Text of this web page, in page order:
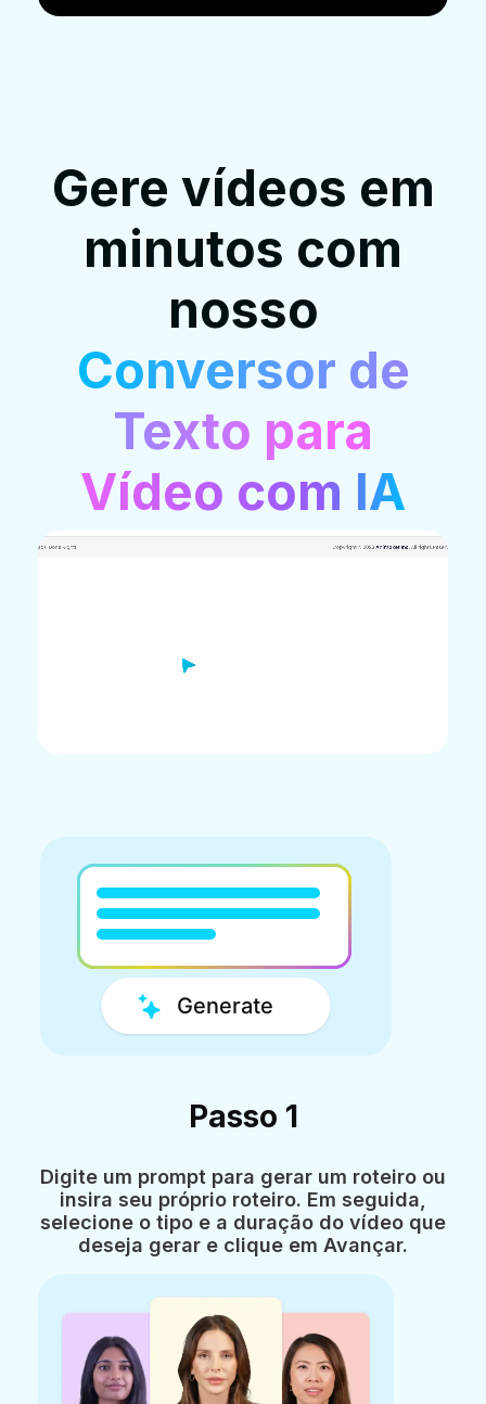
Gere vídeos em
minutos com
nosso
Conversor de
Texto para
Vídeo com IA
Passo 1
Digite um prompt para gerar um roteiro ou
insira seu próprio roteiro. Em seguida,
selecione o tipo e a duração do vídeo que
deseja gerar e clique em Avançar.